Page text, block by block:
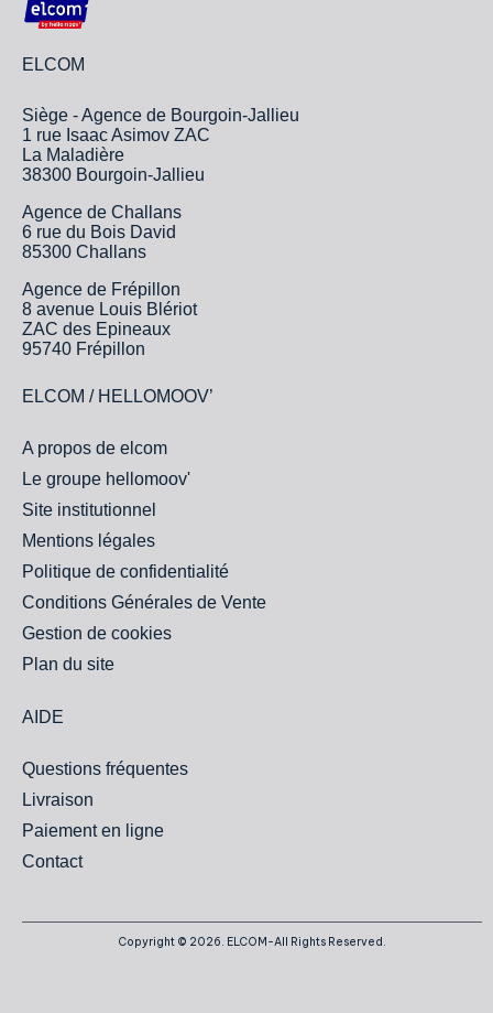
ELCOM
Siège - Agence de Bourgoin-Jallieu
1 rue Isaac Asimov ZAC
La Maladière
38300 Bourgoin-Jallieu
Agence de Challans
6 rue du Bois David
85300 Challans
Agence de Frépillon
8 avenue Louis Blériot
ZAC des Epineaux
95740 Frépillon
ELCOM / HELLOMOOV’
A propos de elcom
Le groupe hellomoov'
Site institutionnel
Mentions légales
Politique de confidentialité
Conditions Générales de Vente
Gestion de cookies
Plan du site
AIDE
Questions fréquentes
Livraison
Paiement en ligne
Contact
Copyright © 2026. ELCOM-All Rights Reserved.